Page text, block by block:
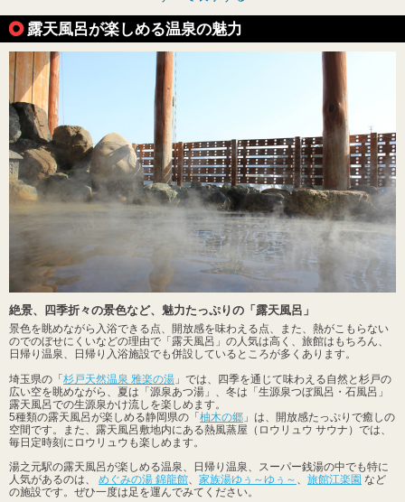
露天風呂が楽しめる温泉の魅力
絶景、四季折々の景色など、魅力たっぷりの「露天風呂」
景色を眺めながら入浴できる点、開放感を味わえる点、また、熱がこもらない
のでのぼせにくいなどの理由で「露天風呂」の人気は高く、旅館はもちろん、
日帰り温泉、日帰り入浴施設でも併設しているところが多くあります。
埼玉県の「 杉戸天然温泉 雅楽の湯 」では、四季を通じて味わえる自然と杉戸の
広い空を眺めながら、夏は「源泉あつ湯」、冬は「生源泉つぼ風呂・石風呂」
露天風呂での生源泉かけ流しを楽しめます。
5種類の露天風呂が楽しめる静岡県の「 柚木の郷 」は、開放感たっぷりで癒しの
空間です。また、露天風呂敷地内にある熱風蒸屋（ロウリュウ サウナ）では、
毎日定時刻にロウリュウも楽しめます。
湯之元駅の露天風呂が楽しめる温泉、日帰り温泉、スーパー銭湯の中でも特に
人気があるのは、 めぐみの湯 錦龍館、 家族湯ゆぅ～ゆぅ～ 、 旅館江楽園 など
の施設です。ぜひ一度は足を運んでみてください。